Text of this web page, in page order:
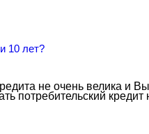
10 лет?
не очень велика и
потребительский